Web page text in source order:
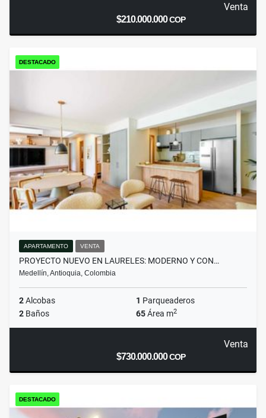
Venta
$210.000.000COP
DESTACADO
APARTAMENTO VENTA
PROYECTO NUEVO EN LAURELES: MODERNO Y CON…
Medellín, Antioquia, Colombia
2Alcobas 1 Parqueaderos
2 Baños 65Área m2
Venta
$730.000.000COP
DESTACADO